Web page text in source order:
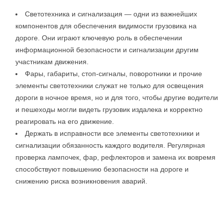
Светотехника и сигнализация — одни из важнейших
компонентов для обеспечения видимости грузовика на
дороге. Они играют ключевую роль в обеспечении
информационной безопасности и сигнализации другим
участникам движения.
Фары, габариты, стоп-сигналы, поворотники и прочие
элементы светотехники служат не только для освещения
дороги в ночное время, но и для того, чтобы другие водители
и пешеходы могли видеть грузовик издалека и корректно
реагировать на его движение.
Держать в исправности все элементы светотехники и
сигнализации обязанность каждого водителя. Регулярная
проверка лампочек, фар, рефлекторов и замена их вовремя
способствуют повышению безопасности на дороге и
снижению риска возникновения аварий.